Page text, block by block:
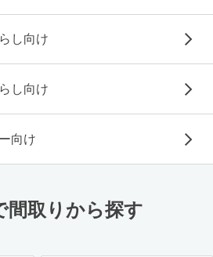
し向け
し向け
向け
間取りから探す